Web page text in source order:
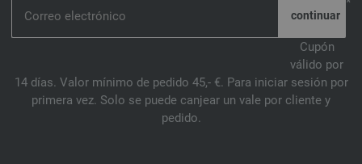
Cupón
válido por
14 días. Valor mínimo de pedido 45,- €. Para iniciar sesión por
primera vez. Solo se puede canjear un vale por cliente y
pedido.